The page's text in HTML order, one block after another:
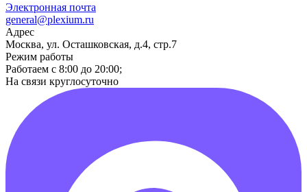
Электронная почта
general@plexium.ru
Адрес
Москва, ул. Осташковская, д.4, стр.7
Режим работы
Работаем с 8:00 до 20:00;
На связи круглосуточно